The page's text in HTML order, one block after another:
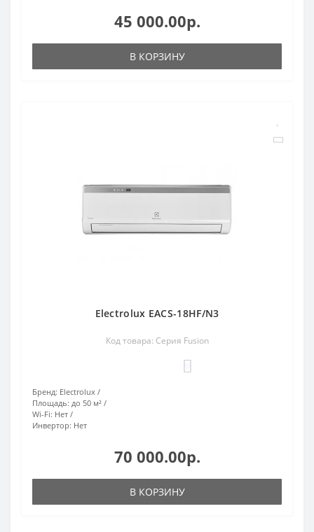
45 000.00р.
В КОРЗИНУ
Electrolux EACS-18HF/N3
Код товара: Серия Fusion
Бренд: Electrolux
Площадь: до 50 м²
Wi-Fi: Нет
Инвертор: Нет
70 000.00р.
В КОРЗИНУ